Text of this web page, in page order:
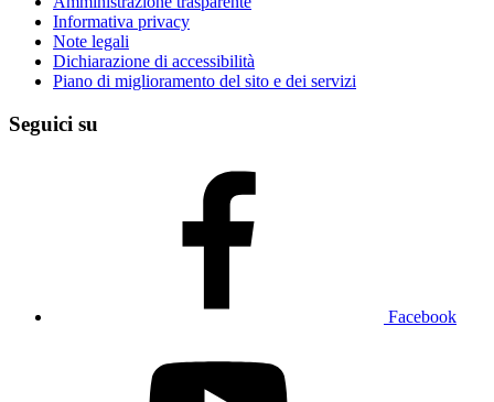
Informativa privacy
Note legali
Dichiarazione di accessibilità
Piano di miglioramento del sito e dei servizi
Seguici su
Facebook